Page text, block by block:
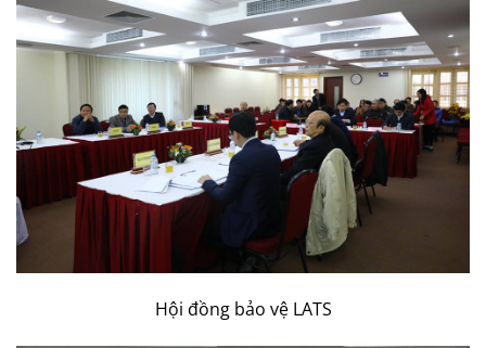
Hội đồng bảo vệ LATS